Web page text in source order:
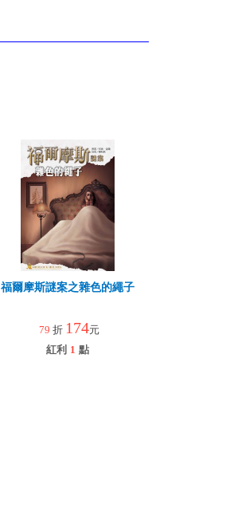
福爾摩斯謎案之雜色的繩子
79 折 174元
紅利 1 點